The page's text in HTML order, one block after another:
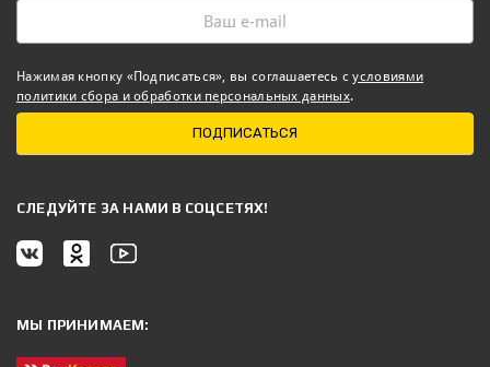
Нажимая кнопку «Подписаться», вы соглашаетесь сусловиями
политики сбора и обработки персональных данных.
ПОДПИСАТЬСЯ
CЛЕДУЙТЕ ЗА НАМИ В СОЦСЕТЯХ!
МЫ ПРИНИМАЕМ: